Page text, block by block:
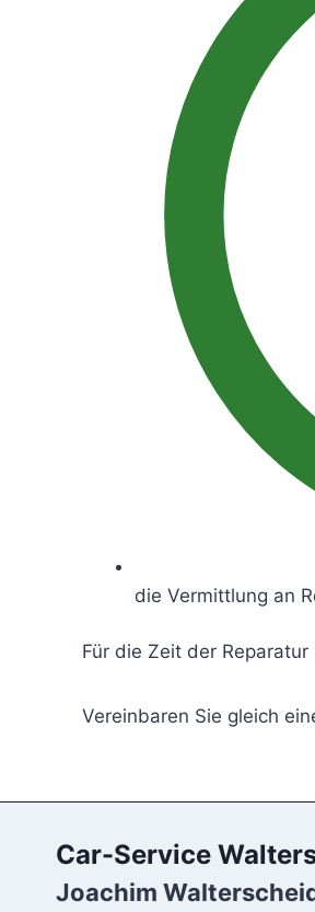
die Vermittlung an
Für die Zeit der
Vereinbaren Sie gleich
Car-Service
Joachim